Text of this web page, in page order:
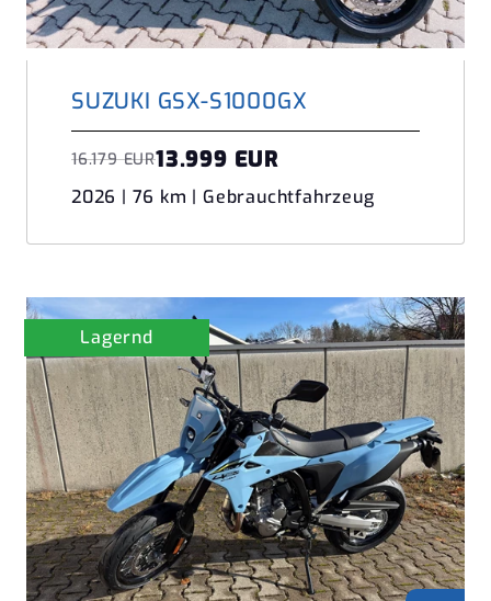
SUZUKI GSX-S1000GX
16.179 EUR13.999 EUR
2026 | 76 km | Gebrauchtfahrzeug
Lagernd